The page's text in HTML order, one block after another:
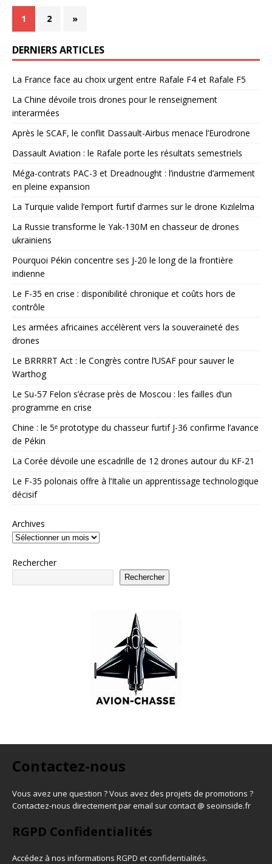
1 2 »
DERNIERS ARTICLES
La France face au choix urgent entre Rafale F4 et Rafale F5
La Chine dévoile trois drones pour le renseignement
interarmées
Après le SCAF, le conflit Dassault-Airbus menace l’Eurodrone
Dassault Aviation : le Rafale porte les résultats semestriels
Méga-contrats PAC-3 et Dreadnought : l’industrie d’armement
en pleine expansion
La Turquie valide l’emport furtif d’armes sur le drone Kızılelma
La Russie transforme le Yak-130M en chasseur de drones
ukrainiens
Pourquoi Pékin concentre ses J-20 le long de la frontière
indienne
Le F-35 en crise : disponibilité chronique et coûts hors de
contrôle
Les armées africaines accélèrent vers la souveraineté des
drones
Le BRRRRT Act : le Congrès contre l’USAF pour sauver le
Warthog
Le Su-57 Felon s’écrase près de Moscou : les failles d’un
programme en crise
Chine : le 5ᵉ prototype du chasseur furtif J-36 confirme l’avance
de Pékin
La Corée dévoile une escadrille de 12 drones autour du KF-21
Le F-35 polonais offre à l’Italie un apprentissage technologique
décisif
Archives
Rechercher
Rechercher
Contactez-nous
Vous avez une question ? Vous avez des projets de promotions ?
Contactez-nous directement par email sur contact @ seoinside.fr
RGPD Confidentialités
Accédez à nos informations RGPD et confidentialités.